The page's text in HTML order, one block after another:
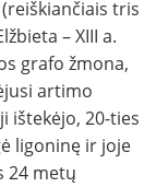
tris
– XIII a.
grafo žmona,
artimo
ištekėjo, 20-ties
ligoninę ir joje
24 metų